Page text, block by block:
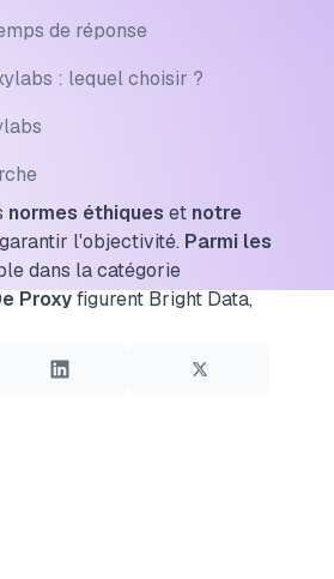
de réponse
: lequel choisir ?
normes éthiques et notre
l'objectivité. Parmi les
dans la catégorie
Proxyfigurent Bright Data,